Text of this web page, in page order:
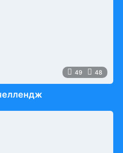
49 48